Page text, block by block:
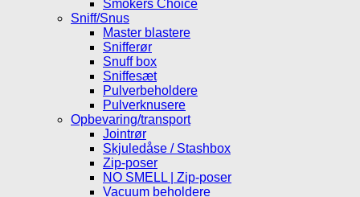
Smokers Choice
Sniff/Snus
Master blastere
Snifferør
Snuff box
Sniffesæt
Pulverbeholdere
Pulverknusere
Opbevaring/transport
Jointrør
Skjuledåse / Stashbox
Zip-poser
NO SMELL | Zip-poser
Vacuum beholdere